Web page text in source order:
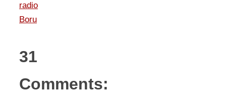
radio
Boru
31
Comments: